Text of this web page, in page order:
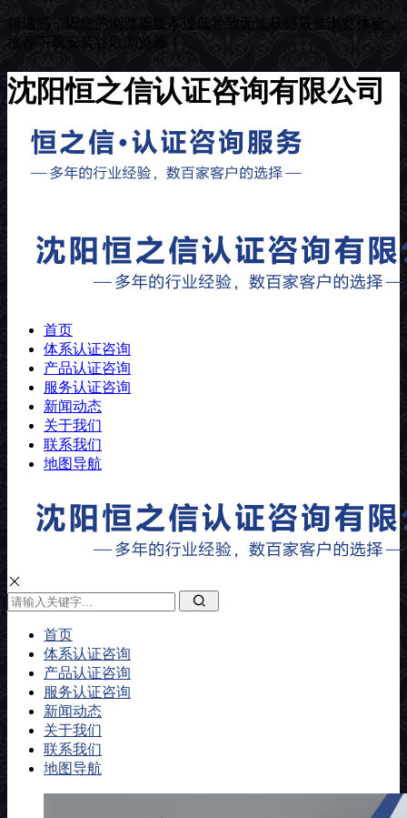
很遗憾，因您的浏览器版本过低导致无法获得最佳浏览体验，
推荐下载安装谷歌浏览器！
沈阳恒之信认证咨询有限公司
首页
体系认证咨询
产品认证咨询
服务认证咨询
新闻动态
关于我们
联系我们
地图导航
首页
体系认证咨询
产品认证咨询
服务认证咨询
新闻动态
关于我们
联系我们
地图导航